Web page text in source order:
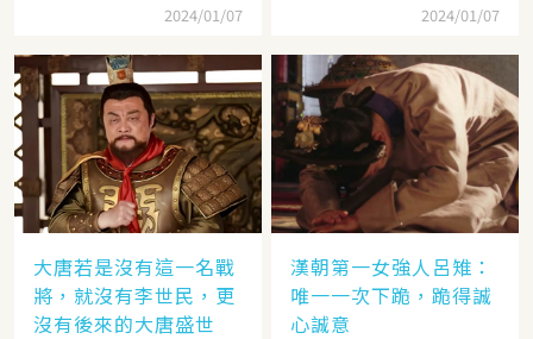
2024/01/07 2024/01/07
大唐若是沒有這一名戰
將，就沒有李世民，更
沒有後來的大唐盛世
漢朝第一女強人呂雉：
唯一一次下跪，跪得誠
心誠意